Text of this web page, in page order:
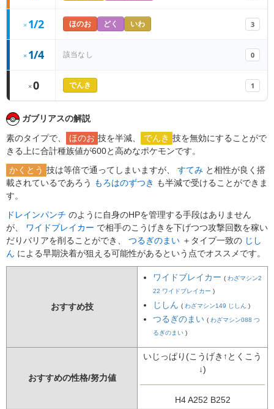
× 1/2 ほのお どく いわ 3
× 1/4 該当なし 0
×0 でんき 1
ガブリアスの解説
素のタイプで、 ほのお 技を半減、 でんき 技を無効にすることがで
きる上に合計種族値が600と高めなポケモンです。
かくとう 技は等倍で通ってしまいますが、 すてみ と相性が良く搭
載されているであろう もろはのずつき も半減で受けることができま
す。
ドレインパンチ のように自身のHPを管理する手段はありません
が、
ワイドブレイカー で相手のこうげきを下げつつ攻撃回数を稼い
だりバリアを削ることができ、
つるぎのまい ＋タイプ一致の じし
ん による早期決着が狙える可能性があるという点でオススメです。
おすすめ技
ワイドブレイカー ( わざマシン2
22 ワイドブレイカー )
じしん ( わざマシン149 じしん )
つるぎのまい ( わざマシン088 つ
るぎのまい )
おすすめの性格/努力値
いじっぱり(こうげき↑とくこう
↓)
H4 A252 B252